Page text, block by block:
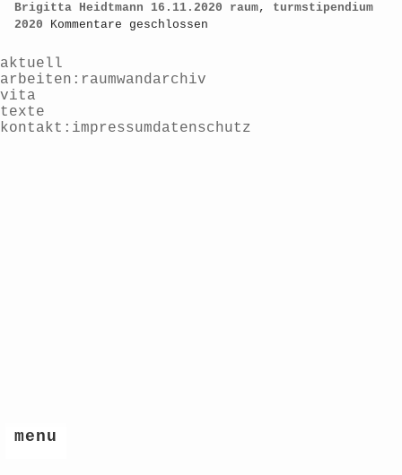
Brigitta Heidtmann
16.11.2020 raum, turmstipendium
2020
Kommentare geschlossen
aktuell
arbeiten
raumwandarchiv
vita
texte
kontakt
impressumdatenschutz
menu